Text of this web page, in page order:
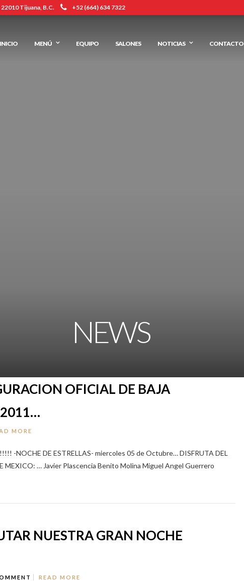
Tijuana, B.C. +52 (664) 634 7322
INICIO MENÚ EQUIPO SALONES NOTICIAS CONTACTO
NEWS
OFICIAL DE BAJA
2011…
MORE
-NOCHE DE ESTRELLAS- miercoles 05 de Octubre… DISFRUTA DEL
MEXICO: … Javier Plascencia Benito Molina Miguel Angel Guerrero
NUESTRA GRAN NOCHE
READ MORE